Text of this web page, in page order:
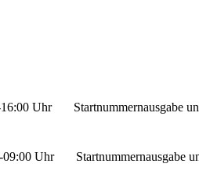
Uhr Startnummernausgabe
Uhr Startnummernausgabe